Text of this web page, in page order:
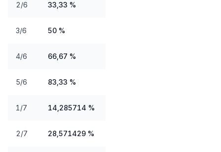
2/6 33,33 %
3/6 50 %
4/6 66,67 %
5/6 83,33 %
1/7 14,285714 %
2/7 28,571429 %